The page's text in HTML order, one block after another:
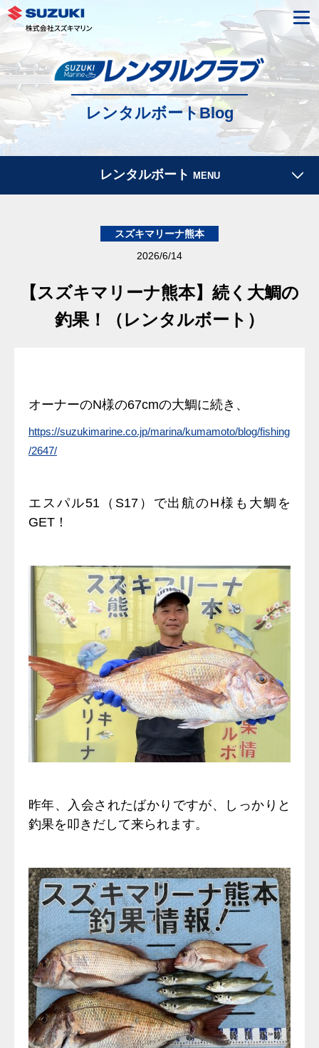
レンタルボートBlog
レンタルボート MENU
スズキマリーナ熊本
2026/6/14
【スズキマリーナ熊本】続く大鯛の
釣果！（レンタルボート）
オーナーのN様の67cmの大鯛に続き、
https://suzukimarine.co.jp/marina/kumamoto/blog/fishing
/2647/
エスパル51（S17）で出航のH様も大鯛を
GET！
昨年、入会されたばかりですが、しっかりと
釣果を叩きだして来られます。